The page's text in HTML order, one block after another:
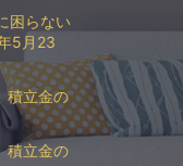
困らない
5月23
積立金の
積立金の